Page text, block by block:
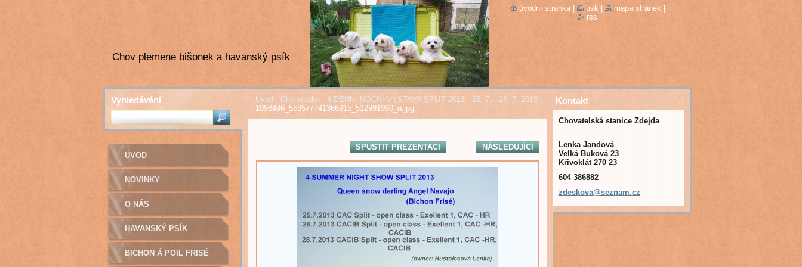
Chov plemene bišonek a havanský psík
Úvod - Chorvatsko - 4 DENNÍ NOČNÍ VÝSTAVA SPLIT 2013 - 25. 7. - 28. 7. 2013 -
1098496_553577741366915_512991990_n.jpg
SPUSTIT PREZENTACI
NÁSLEDUJÍCÍ
ÚVOD
NOVINKY
O NÁS
HAVANSKÝ PSÍK
BICHON Á POIL FRISÉ
Kontakt
Chovatelská stanice Zdejda
Lenka Jandová
Velká Buková 23
Křivoklát 270 23
604 386882
zdeskova@seznam.cz
Vyhledávání
úvodní stránka tisk mapa stránek
rss